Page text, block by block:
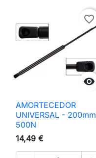

favorite_border
AMORTECEDOR
UNIVERSAL - 200mm
500N
14,49 €